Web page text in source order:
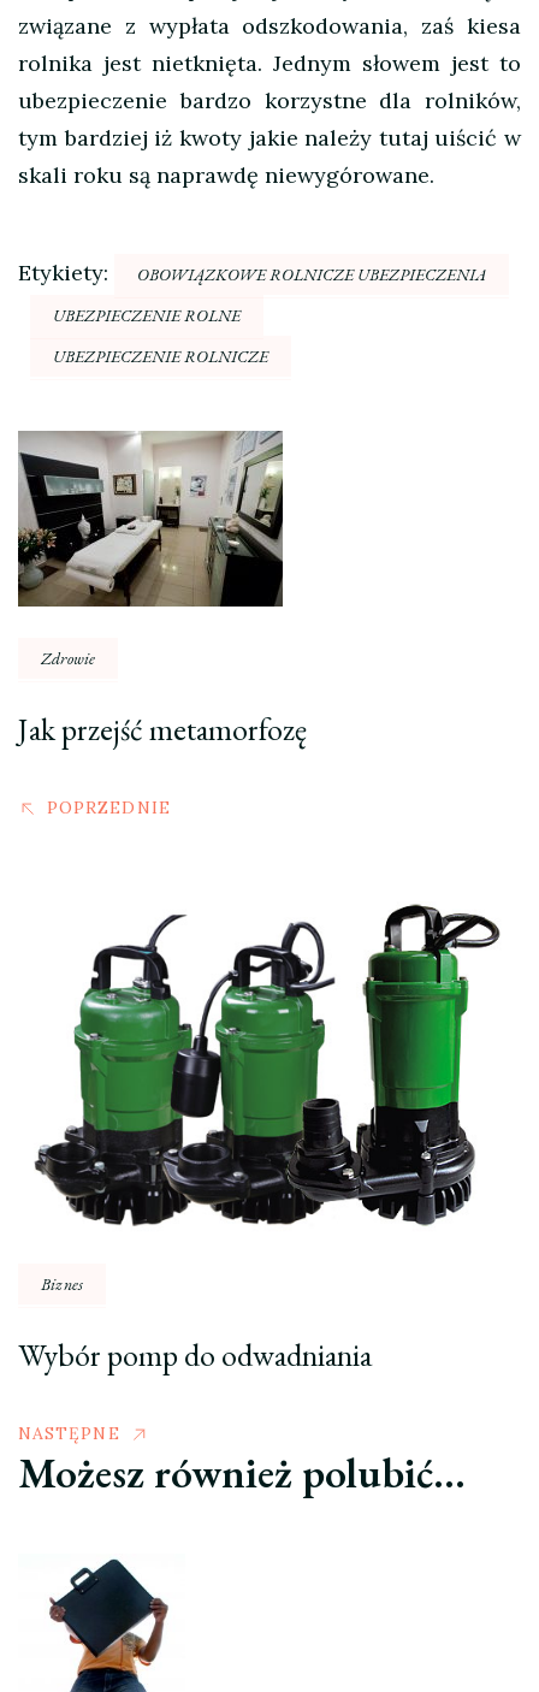
związane z wypłata odszkodowania, zaś kiesa
rolnika jest nietknięta. Jednym słowem jest to
ubezpieczenie bardzo korzystne dla rolników,
tym bardziej iż kwoty jakie należy tutaj uiścić w
skali roku są naprawdę niewygórowane.
Etykiety:
OBOWIĄZKOWE ROLNICZE UBEZPIECZENIA
UBEZPIECZENIE ROLNE
UBEZPIECZENIE ROLNICZE
Nawigacja
wpisu
Zdrowie
Jak przejść metamorfozę
POPRZEDNIE
Biznes
Wybór pomp do odwadniania
NASTĘPNE
Możesz również polubić…